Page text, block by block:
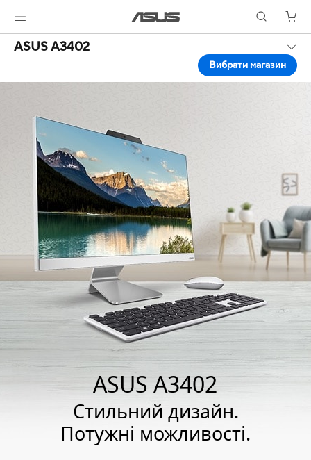
ASUS A3402
Вибрати магазин
ASUS A3402
Стильний дизайн.
Потужні можливості.